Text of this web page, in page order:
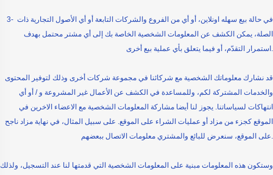
3- في حالة بيع سهله اونلاين، أو أي من الفروع والشركات التابعة أو أي الأصول التجارية ذات
الصلة، يمكن الكشف عن المعلومات الشخصية الخاصة بك إلى أي مشتر محتمل بهدف
استمرار التقدّم، أو فيما يتعلق بأي عملية بيع أخرى.
قد نشارك معلوماتك الشخصية مع شركائنا في مجموعة شركات أخرى وذلك لتوفير المحتوى
والخدمات المشتركة لكم، وللمساعدة في الكشف عن الأعمال غير المشروعة و / أو أي
انتهاكات لسياساتنا. يجوز لنا أيضا مشاركة المعلومات الشخصية مع الاعضاء الاخرين في
الموقع كجزء من مزاد أو عمليات الشراء على الموقع. على سبيل المثال، في نهاية مزاد ناجح
على الموقع، سنعرض للبائع والمشتري معلومات الاتصال ببعضهم.
وستكون هذه المعلومات مبنية على المعلومات الشخصية التي قدمتها لنا عند التسجيل، ولذلك